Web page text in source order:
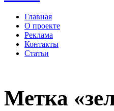
Главная
О проекте
Реклама
Контакты
Статьи
Метка